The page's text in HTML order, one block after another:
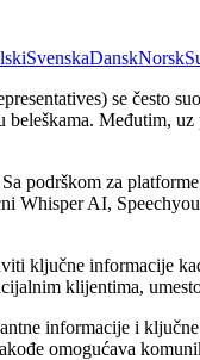
SvenskaDanskNorsk
se često
Međutim,
podrškom za
AI,
ključne informacije
klijentima,
informacije i
omogućava